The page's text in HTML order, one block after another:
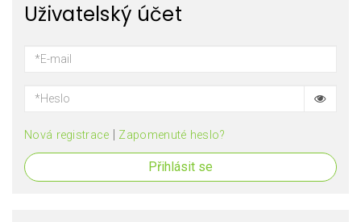
Uživatelský účet
Nová registrace | Zapomenuté heslo?
Přihlásit se